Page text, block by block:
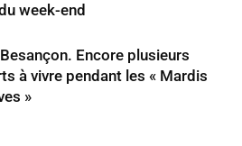
week-end
Encore plusieurs
à vivre pendant les « Mardis
»